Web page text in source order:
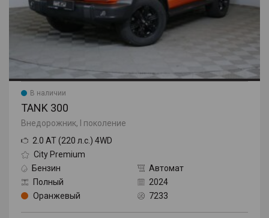
В наличии
TANK 300
Внедорожник, I поколение
2.0 AT (220 л.с.) 4WD
City Premium
Бензин
Автомат
Полный
2024
Оранжевый
7233